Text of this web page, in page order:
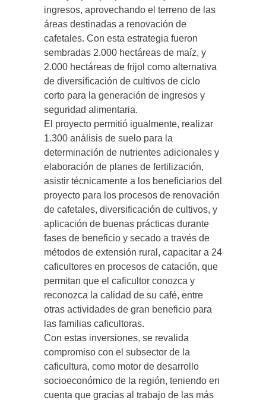
ingresos, aprovechando el terreno de las
áreas destinadas a renovación de
cafetales. Con esta estrategia fueron
sembradas 2.000 hectáreas de maíz, y
2.000 hectáreas de frijol como alternativa
de diversificación de cultivos de ciclo
corto para la generación de ingresos y
seguridad alimentaria.
El proyecto permitió igualmente, realizar
1.300 análisis de suelo para la
determinación de nutrientes adicionales y
elaboración de planes de fertilización,
asistir técnicamente a los beneficiarios del
proyecto para los procesos de renovación
de cafetales, diversificación de cultivos, y
aplicación de buenas prácticas durante
fases de beneficio y secado a través de
métodos de extensión rural, capacitar a 24
caficultores en procesos de catación, que
permitan que el caficultor conozca y
reconozca la calidad de su café, entre
otras actividades de gran beneficio para
las familias caficultoras.
Con estas inversiones, se revalida
compromiso con el subsector de la
caficultura, como motor de desarrollo
socioeconómico de la región, teniendo en
cuenta que gracias al trabajo de las más